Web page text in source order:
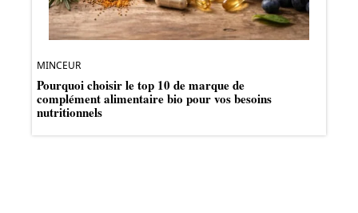
MINCEUR
Pourquoi choisir le top 10 de marque de
complément alimentaire bio pour vos besoins
nutritionnels